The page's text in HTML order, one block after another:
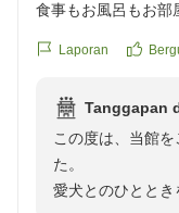
食事もお風呂もお部
https://
Laporan
Tanggapan
この度は、当館
た。
愛犬とのひととき